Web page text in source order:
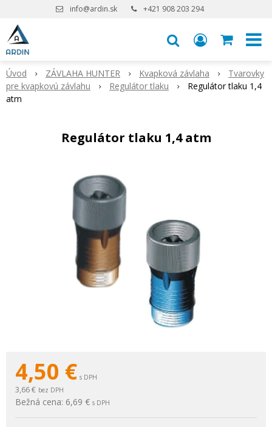
info@ardin.sk +421 908 203 294
Úvod ZÁVLAHA HUNTER Kvapková závlaha
Tvarovky
pre kvapkovú závlahu
Regulátor tlaku
Regulátor tlaku 1,4
atm
Regulátor tlaku 1,4 atm
4,50 € s DPH
3,66 € bez DPH
Bežná cena: 6,69 € s DPH